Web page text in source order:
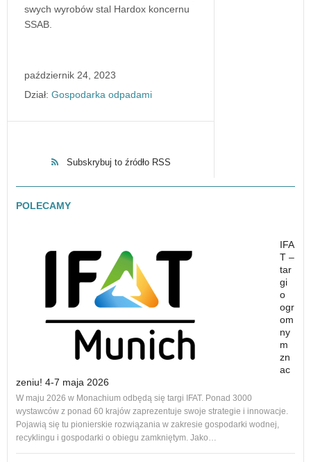
swych wyrobów stal Hardox koncernu
SSAB.
październik 24, 2023
Dział: Gospodarka odpadami
Subskrybuj to źródło RSS
POLECAMY
IFA
T –
tar
gi
o
ogr
om
ny
m
zn
ac
zeniu! 4-7 maja 2026
W maju 2026 w Monachium odbędą się targi IFAT. Ponad 3000
wystawców z ponad 60 krajów zaprezentuje swoje strategie i innowacje.
Pojawią się tu pionierskie rozwiązania w zakresie gospodarki wodnej,
recyklingu i gospodarki o obiegu zamkniętym. Jako…